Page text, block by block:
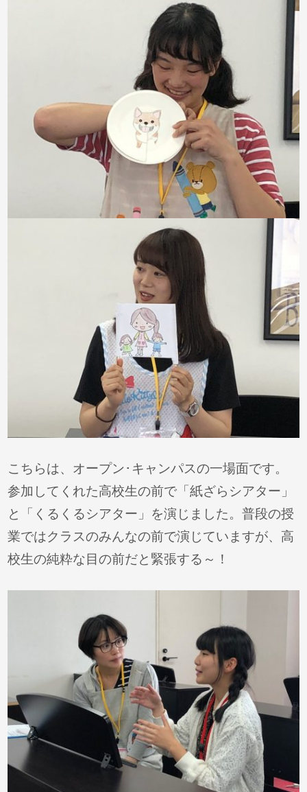
こちらは、オープン･キャンパスの一場面です。
参加してくれた高校生の前で「紙ざらシアター」
と「くるくるシアター」を演じました。普段の授
業ではクラスのみんなの前で演じていますが、高
校生の純粋な目の前だと緊張する～！